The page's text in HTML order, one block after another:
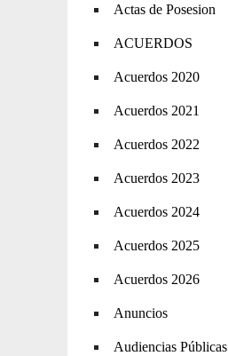
Actas de Posesion
ACUERDOS
Acuerdos 2020
Acuerdos 2021
Acuerdos 2022
Acuerdos 2023
Acuerdos 2024
Acuerdos 2025
Acuerdos 2026
Anuncios
Audiencias Públicas